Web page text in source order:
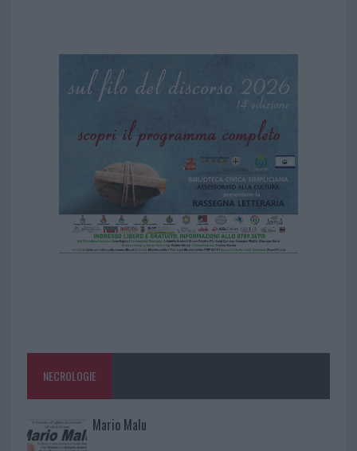
NECROLOGIE
Mario Malu